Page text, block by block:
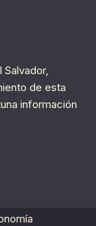
de esta
información